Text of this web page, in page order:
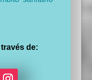
de: